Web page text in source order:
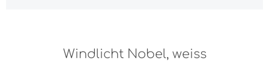
Windlicht Nobel, weiss